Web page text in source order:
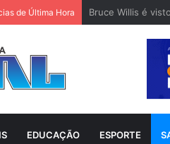
de Última Hora Bruce Willis é
EDUCAÇÃO ESPORTE